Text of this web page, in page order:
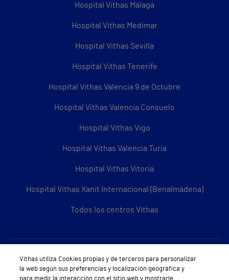
Hospital Vithas Málaga
Hospital Vithas Medimar
Hospital Vithas Sevilla
Hospital Vithas Tenerife
Hospital Vithas Valencia 9 de Octubre
Hospital Vithas Valencia Consuelo
Hospital Vithas Vigo
Hospital Vithas Valencia Turia
Hospital Vithas Vitoria
Hospital Vithas Xanit Internacional (Benalmádena)
Todos los centros Vithas
Sobre Vithas
Quiénes somos
Vithas utiliza Cookies propias y de terceros para personalizar
la web según sus preferencias y localización geográfica y